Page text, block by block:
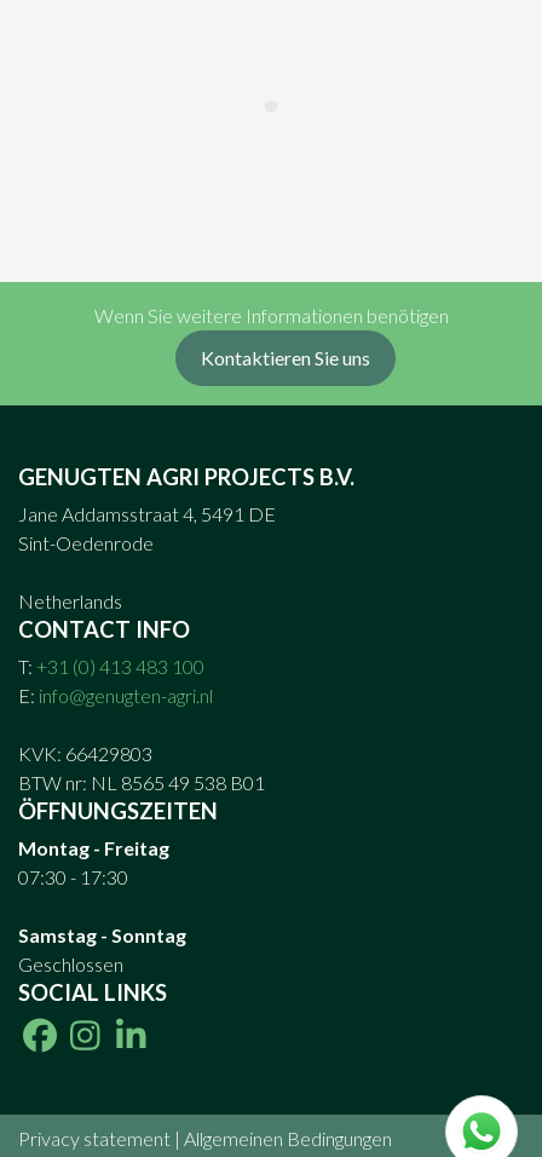
Wenn Sie weitere Informationen benötigen
Kontaktieren Sie uns
GENUGTEN AGRI PROJECTS B.V.
Jane Addamsstraat 4, 5491 DE
Sint-Oedenrode
Netherlands
CONTACT INFO
T: +31 (0) 413 483 100
E: info@genugten-agri.nl
KVK: 66429803
BTW nr: NL 8565 49 538 B01
ÖFFNUNGSZEITEN
Montag - Freitag
07:30 - 17:30
Samstag - Sonntag
Geschlossen
SOCIAL LINKS
Privacy statement | Allgemeinen Bedingungen